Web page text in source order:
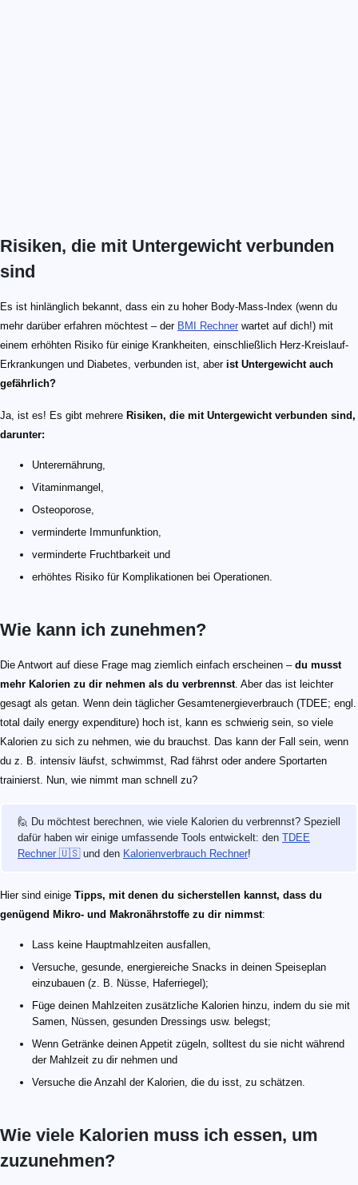
Risiken, die mit Untergewicht verbunden
sind
Es ist hinlänglich bekannt, dass ein zu hoher Body-Mass-Index (wenn du
mehr darüber erfahren möchtest – der BMI Rechner wartet auf dich!) mit
einem erhöhten Risiko für einige Krankheiten, einschließlich Herz-Kreislauf-
Erkrankungen und Diabetes, verbunden ist, aber ist Untergewicht auch
gefährlich?
Ja, ist es! Es gibt mehrere Risiken, die mit Untergewicht verbunden sind,
darunter:
Unterernährung,
Vitaminmangel,
Osteoporose,
verminderte Immunfunktion,
verminderte Fruchtbarkeit und
erhöhtes Risiko für Komplikationen bei Operationen.
Wie kann ich zunehmen?
Die Antwort auf diese Frage mag ziemlich einfach erscheinen – du musst
mehr Kalorien zu dir nehmen als du verbrennst. Aber das ist leichter
gesagt als getan. Wenn dein täglicher Gesamtenergieverbrauch (TDEE; engl.
total daily energy expenditure) hoch ist, kann es schwierig sein, so viele
Kalorien zu sich zu nehmen, wie du brauchst. Das kann der Fall sein, wenn
du z. B. intensiv läufst, schwimmst, Rad fährst oder andere Sportarten
trainierst. Nun, wie nimmt man schnell zu?
🙋 Du möchtest berechnen, wie viele Kalorien du verbrennst? Speziell
dafür haben wir einige umfassende Tools entwickelt: den TDEE
Rechner 🇺🇸und den Kalorienverbrauch Rechner!
Hier sind einige Tipps, mit denen du sicherstellen kannst, dass du
genügend Mikro- und Makronährstoffe zu dir nimmst:
Lass keine Hauptmahlzeiten ausfallen,
Versuche, gesunde, energiereiche Snacks in deinen Speiseplan
einzubauen (z. B. Nüsse, Haferriegel);
Füge deinen Mahlzeiten zusätzliche Kalorien hinzu, indem du sie mit
Samen, Nüssen, gesunden Dressings usw. belegst;
Wenn Getränke deinen Appetit zügeln, solltest du sie nicht während
der Mahlzeit zu dir nehmen und
Versuche die Anzahl der Kalorien, die du isst, zu schätzen.
Wie viele Kalorien muss ich essen, um
zuzunehmen​?